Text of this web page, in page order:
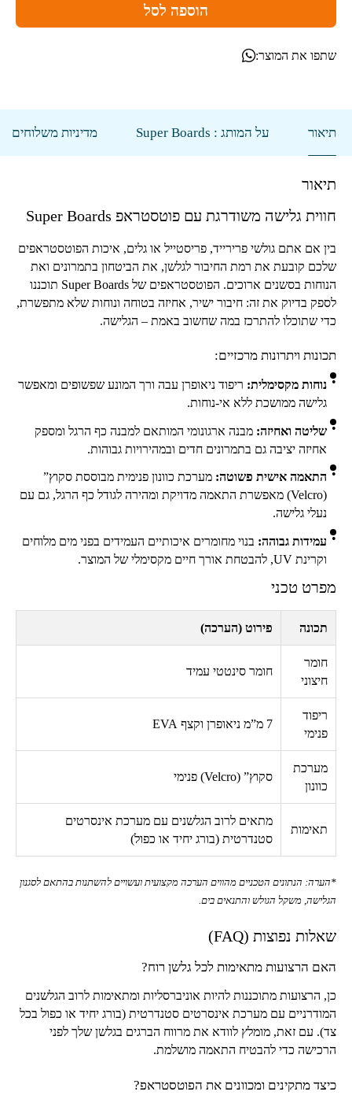
הוספה לסל
שתפו את המוצר:
תיאור על המותג : Super Boards מדיניות משלוחים
תיאור
חווית גלישה משודרגת עם פוטסטראפ Super Boards
בין אם אתם גולשי פרירייד, פריסטייל או גלים, איכות הפוטסטראפים
שלכם קובעת את רמת החיבור לגלשן, את הביטחון בתמרונים ואת
הנוחות בסשנים ארוכים. הפוטסטראפים של Super Boards תוכננו
לספק בדיוק את זה: חיבור ישיר, אחיזה בטוחה ונוחות שלא מתפשרת,
כדי שתוכלו להתרכז במה שחשוב באמת – הגלישה.
תכונות ויתרונות מרכזיים:
נוחות מקסימלית: ריפוד ניאופרן עבה ורך המונע שפשופים ומאפשר
גלישה ממושכת ללא אי-נוחות.
שליטה ואחיזה: מבנה ארגונומי המותאם למבנה כף הרגל ומספק
אחיזה יציבה גם בתמרונים חדים ובמהירויות גבוהות.
התאמה אישית פשוטה: מערכת כוונון פנימית מבוססת סקוץ”
(
Velcro) מאפשרת התאמה מדויקת ומהירה לגודל כף הרגל, גם עם
נעלי גלישה.
עמידות גבוהה: בנוי מחומרים איכותיים העמידים בפני מים מלוחים
וקרינת UV, להבטחת אורך חיים מקסימלי של המוצר.
מפרט טכני
תכונה פירוט (הערכה)
חומר
חיצוני
חומר סינטטי עמיד
ריפוד
פנימי
7 מ”מ ניאופרן וקצף EVA
מערכת
כוונון
סקוץ” (Velcro) פנימי
תאימות
מתאים לרוב הגלשנים עם מערכת אינסרטים
סטנדרטית (בורג יחיד או כפול)
*הערה: הנתונים הטכניים מהווים הערכה מקצועית ועשויים להשתנות בהתאם לסגנון
הגלישה, משקל הגולש והתנאים בים.
שאלות נפוצות (FAQ
)
האם הרצועות מתאימות לכל גלשן רוח?
כן, הרצועות מתוכננות להיות אוניברסליות ומתאימות לרוב הגלשנים
המודרניים עם מערכת אינסרטים סטנדרטית (בורג יחיד או כפול בכל
צד). עם זאת, מומלץ לוודא את מרווח הברגים בגלשן שלך לפני
הרכישה כדי להבטיח התאמה מושלמת.
כיצד מתקינים ומכוונים את הפוטסטראפ?